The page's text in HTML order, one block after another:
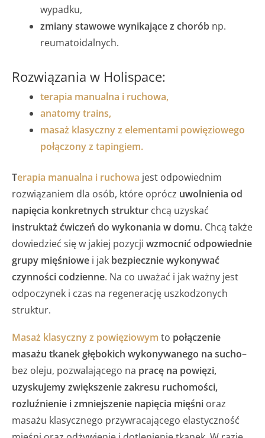
wypadku,
zmiany stawowe wynikające z chorób np.
reumatoidalnych.
Rozwiązania w Holispace:
terapia manualna i ruchowa,
anatomy trains,
masaż klasyczny z elementami powięziowego
połączony z tapingiem.
Terapia manualna i ruchowa jest odpowiednim
rozwiązaniem dla osób, które oprócz uwolnienia od
napięcia konkretnych struktur chcą uzyskać
instruktaż ćwiczeń do wykonania w domu. Chcą także
dowiedzieć się w jakiej pozycji wzmocnić odpowiednie
grupy mięśniowe i jak bezpiecznie wykonywać
czynności codzienne. Na co uważać i jak ważny jest
odpoczynek i czas na regenerację uszkodzonych
struktur.
Masaż klasyczny z powięziowym to połączenie
masażu tkanek głębokich wykonywanego na sucho–
bez oleju, pozwalającego na pracę na powięzi,
uzyskujemy zwiększenie zakresu ruchomości,
rozluźnienie i zmniejszenie napięcia mięśni oraz
masażu klasycznego przywracającego elastyczność